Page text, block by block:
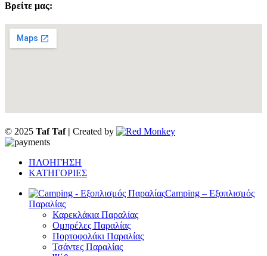
Βρείτε μας:
© 2025 Taf Taf | Created by
ΠΛΟΗΓΗΣΗ
ΚΑΤΗΓΟΡΙΕΣ
Camping – Εξοπλισμός
Παραλίας
Καρεκλάκια Παραλίας
Ομπρέλες Παραλίας
Πορτοφολάκι Παραλίας
Τσάντες Παραλίας